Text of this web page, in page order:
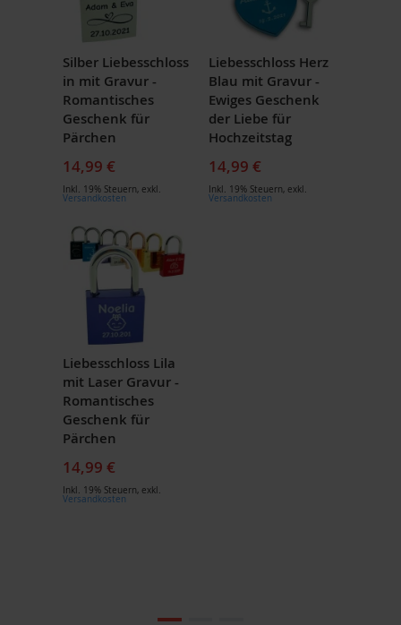
Silber Liebesschloss
in mit Gravur -
Romantisches
Geschenk für
Pärchen
14,99 €
Inkl. 19% Steuern, exkl.
Versandkosten
Liebesschloss Herz
Blau mit Gravur -
Ewiges Geschenk
der Liebe für
Hochzeitstag
14,99 €
Inkl. 19% Steuern, exkl.
Versandkosten
Liebesschloss Lila
mit Laser Gravur -
Romantisches
Geschenk für
Pärchen
14,99 €
Inkl. 19% Steuern, exkl.
Versandkosten